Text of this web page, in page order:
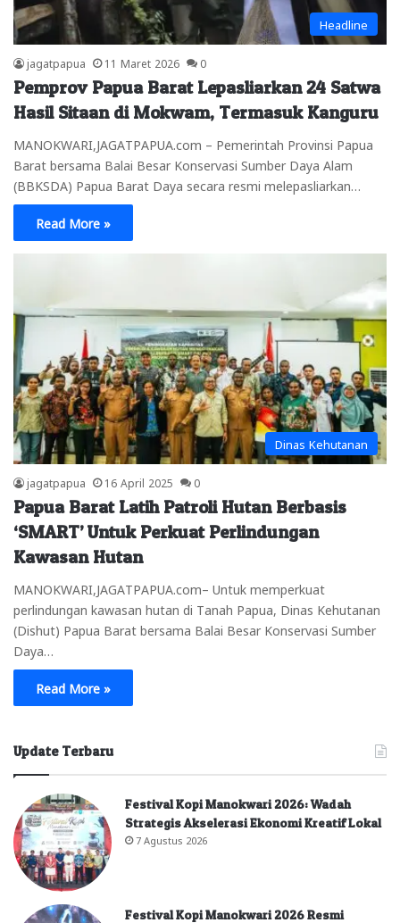
Headline
jagatpapua 11 Maret 2026 0
Pemprov Papua Barat Lepasliarkan 24 Satwa
Hasil Sitaan di Mokwam, Termasuk Kanguru
MANOKWARI,JAGATPAPUA.com – Pemerintah Provinsi Papua
Barat bersama Balai Besar Konservasi Sumber Daya Alam
(BBKSDA) Papua Barat Daya secara resmi melepasliarkan…
Read More »
Dinas Kehutanan
jagatpapua 16 April 2025 0
Papua Barat Latih Patroli Hutan Berbasis
‘SMART’ Untuk Perkuat Perlindungan
Kawasan Hutan
MANOKWARI,JAGATPAPUA.com– Untuk memperkuat
perlindungan kawasan hutan di Tanah Papua, Dinas Kehutanan
(Dishut) Papua Barat bersama Balai Besar Konservasi Sumber
Daya…
Read More »
Update Terbaru
Festival Kopi Manokwari 2026: Wadah
Strategis Akselerasi Ekonomi Kreatif Lokal
7 Agustus 2026
Festival Kopi Manokwari 2026 Resmi